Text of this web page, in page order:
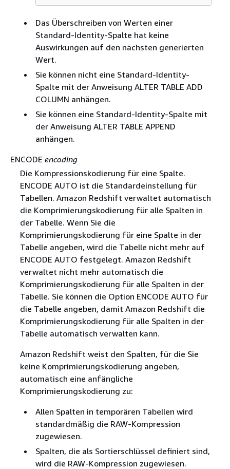
Das Überschreiben von Werten einer
Standard-Identity-Spalte hat keine
Auswirkungen auf den nächsten generierten
Wert.
Sie können nicht eine Standard-Identity-
Spalte mit der Anweisung ALTER TABLE ADD
COLUMN anhängen.
Sie können eine Standard-Identity-Spalte mit
der Anweisung ALTER TABLE APPEND
anhängen.
ENCODE encoding
Die Kompressionskodierung für eine Spalte.
ENCODE AUTO ist die Standardeinstellung für
Tabellen. Amazon Redshift verwaltet automatisch
die Komprimierungskodierung für alle Spalten in
der Tabelle. Wenn Sie die
Komprimierungskodierung für eine Spalte in der
Tabelle angeben, wird die Tabelle nicht mehr auf
ENCODE AUTO festgelegt. Amazon Redshift
verwaltet nicht mehr automatisch die
Komprimierungskodierung für alle Spalten in der
Tabelle. Sie können die Option ENCODE AUTO für
die Tabelle angeben, damit Amazon Redshift die
Komprimierungskodierung für alle Spalten in der
Tabelle automatisch verwalten kann.
Amazon Redshift weist den Spalten, für die Sie
keine Komprimierungskodierung angeben,
automatisch eine anfängliche
Komprimierungskodierung zu:
Allen Spalten in temporären Tabellen wird
standardmäßig die RAW-Kompression
zugewiesen.
Spalten, die als Sortierschlüssel definiert sind,
wird die RAW-Kompression zugewiesen.